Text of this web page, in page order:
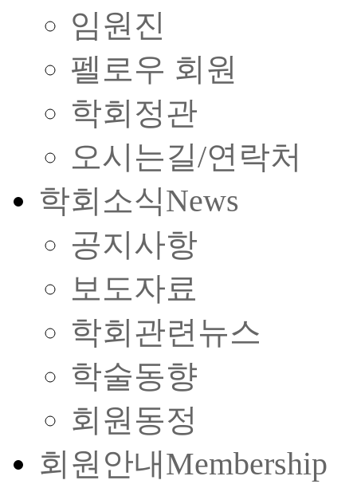
임원진
펠로우 회원
학회정관
오시는길/연락처
학회소식News
공지사항
보도자료
학회관련뉴스
학술동향
회원동정
회원안내Membership